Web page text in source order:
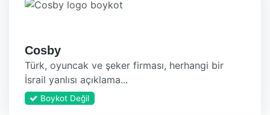
Cosby
Türk, oyuncak ve şeker firması, herhangi bir
İsrail yanlısı açıklama...
Boykot Değil